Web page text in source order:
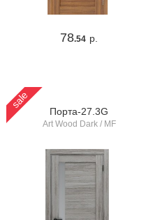
78.54 р.
sale
Порта-27.3G
Art Wood Dark / MF